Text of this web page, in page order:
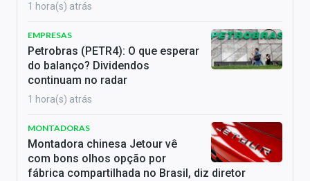
1 hora(s) atrás
EMPRESAS
Petrobras (PETR4): O que esperar
do balanço? Dividendos
continuam no radar
1 hora(s) atrás
MONTADORAS
Montadora chinesa Jetour vê
com bons olhos opção por
fábrica compartilhada no Brasil, diz diretor